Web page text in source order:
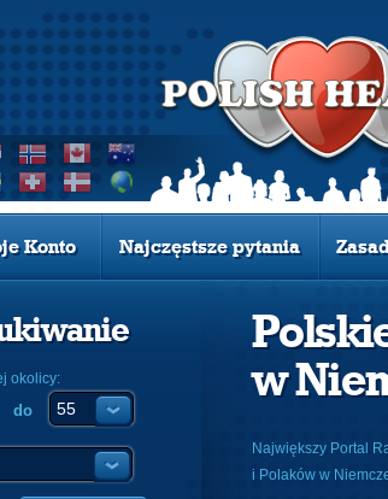
Konto Najczęstsze pytania
okolicy:
do
w
Największy Portal
i Polaków w